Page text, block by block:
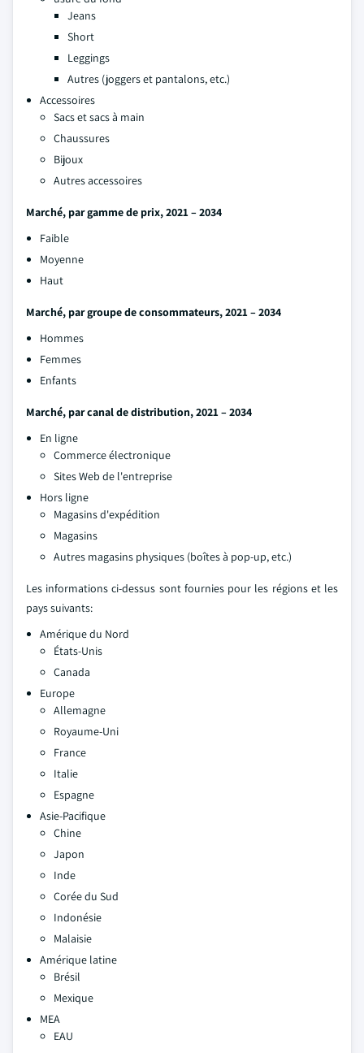
Jeans
Short
Leggings
Autres (joggers et pantalons, etc.)
Accessoires
Sacs et sacs à main
Chaussures
Bijoux
Autres accessoires
Marché, par gamme de prix, 2021 – 2034
Faible
Moyenne
Haut
Marché, par groupe de consommateurs, 2021 – 2034
Hommes
Femmes
Enfants
Marché, par canal de distribution, 2021 – 2034
En ligne
Commerce électronique
Sites Web de l'entreprise
Hors ligne
Magasins d'expédition
Magasins
Autres magasins physiques (boîtes à pop-up, etc.)
Les informations ci-dessus sont fournies pour les régions et les
pays suivants:
Amérique du Nord
États-Unis
Canada
Europe
Allemagne
Royaume-Uni
France
Italie
Espagne
Asie-Pacifique
Chine
Japon
Inde
Corée du Sud
Indonésie
Malaisie
Amérique latine
Brésil
Mexique
MEA
EAU